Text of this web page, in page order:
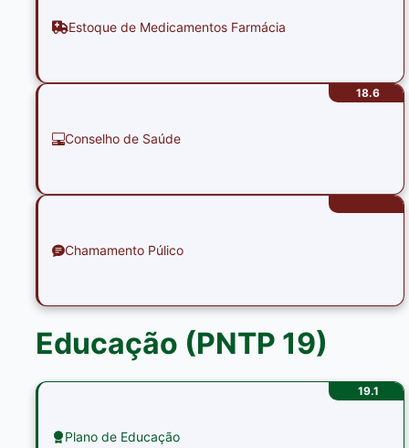
Estoque de Medicamentos Farmácia
18.6
Conselho de Saúde
Chamamento Púlico
Educação (PNTP 19)
19.1
Plano de Educação